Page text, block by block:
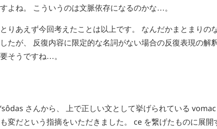
すよね。 こういうのは文脈依存になるのかな…。
とりあえず今回考えたことは以上です。 なんだかまとまりの
したが、 反復内容に限定的な名詞がない場合の反復表現の解
要そうですね…。
ʻsôdas さんから、 上で正しい文として挙げられている vomac
も変だという指摘をいただきました。 ce を繋げたものに展